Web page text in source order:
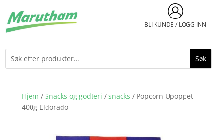
BLI KUNDE / LOGG INN
Hjem / Snacks og godteri / snacks / Popcorn Upoppet
400g Eldorado